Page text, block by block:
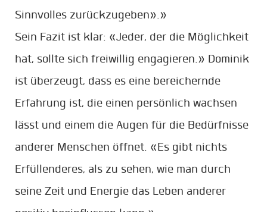
Sinnvolles zurückzugeben».»
Sein Fazit ist klar: «Jeder, der die Möglichkeit
hat, sollte sich freiwillig engagieren.» Dominik
ist überzeugt, dass es eine bereichernde
Erfahrung ist, die einen persönlich wachsen
lässt und einem die Augen für die Bedürfnisse
anderer Menschen öffnet. «Es gibt nichts
Erfüllenderes, als zu sehen, wie man durch
seine Zeit und Energie das Leben anderer